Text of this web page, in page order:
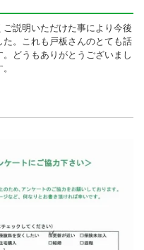
説明いただけた事により今後
。これも戸板さんのとても話
どうもありがとうございまし